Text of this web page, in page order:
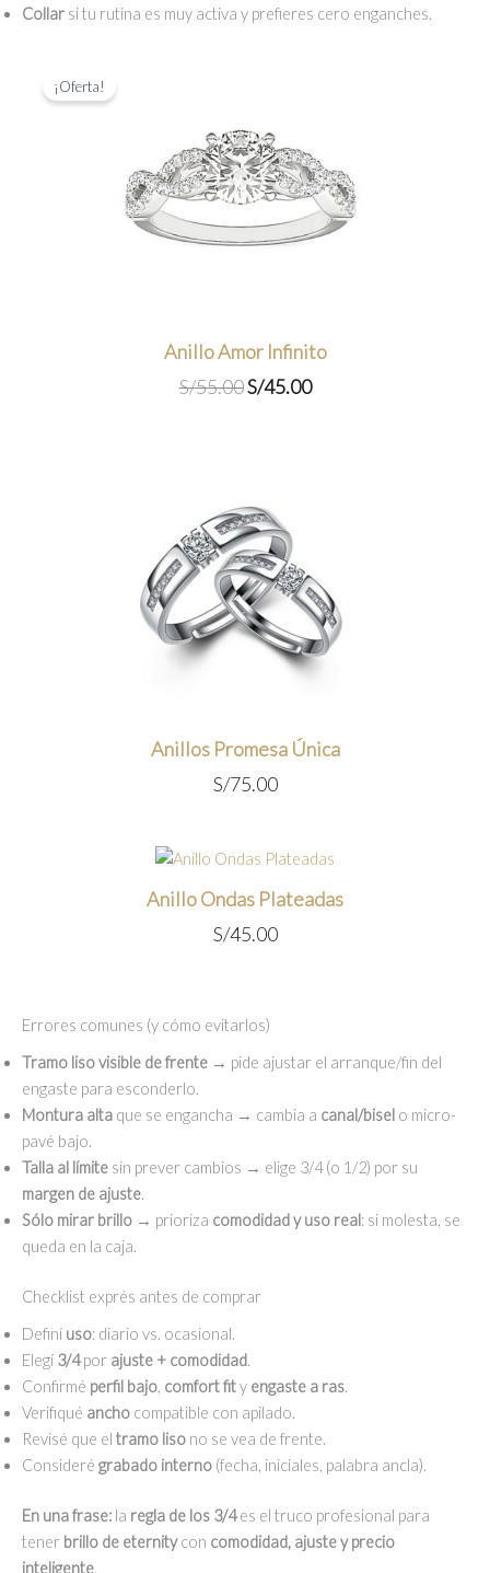
Collar si tu rutina es muy activa y prefieres cero enganches.
¡Oferta!
Anillo Amor Infinito
S/55.00El
S/45.00El
Anillos Promesa Única
S/75.00
Anillo Ondas Plateadas
S/45.00
Errores comunes (y cómo evitarlos)
Tramo liso visible de frente → pide ajustar el arranque/fin del
engaste para esconderlo.
Montura alta que se engancha → cambia a canal/bisel o micro-
pavé bajo.
Talla al límite sin prever cambios → elige 3/4 (o 1/2) por su
margen de ajuste.
Sólo mirar brillo → prioriza comodidad y uso real: si molesta, se
queda en la caja.
Checklist exprés antes de comprar
Definí uso: diario vs. ocasional.
Elegí 3/4por ajuste + comodidad.
Confirmé perfil bajo, comfort fity engaste a ras.
Verifiqué ancho compatible con apilado.
Revisé que el tramo liso no se vea de frente.
Consideré grabado interno (fecha, iniciales, palabra ancla).
En una frase: la regla de los 3/4es el truco profesional para
tener brillo de eternitycon comodidad, ajuste y precio
inteligente.